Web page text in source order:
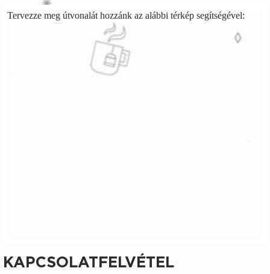
Tervezze meg útvonalát hozzánk az alábbi térkép segítségével:
KAPCSOLATFELVÉTEL